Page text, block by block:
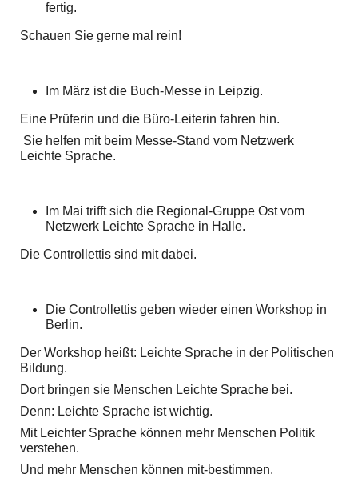
fertig.
Schauen Sie gerne mal rein!
Im März ist die Buch-Messe in Leipzig.
Eine Prüferin und die Büro-Leiterin fahren hin.
Sie helfen mit beim Messe-Stand vom Netzwerk
Leichte Sprache.
Im Mai trifft sich die Regional-Gruppe Ost vom
Netzwerk Leichte Sprache in Halle.
Die Controllettis sind mit dabei.
Die Controllettis geben wieder einen Workshop in
Berlin.
Der Workshop heißt: Leichte Sprache in der Politischen
Bildung.
Dort bringen sie Menschen Leichte Sprache bei.
Denn: Leichte Sprache ist wichtig.
Mit Leichter Sprache können mehr Menschen Politik
verstehen.
Und mehr Menschen können mit-bestimmen.